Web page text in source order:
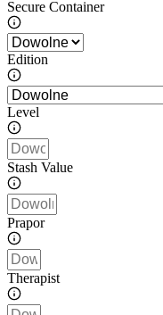
Secure Container
Edition
Level
Stash Value
Prapor
Therapist